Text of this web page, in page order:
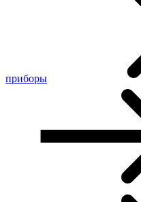
приборы